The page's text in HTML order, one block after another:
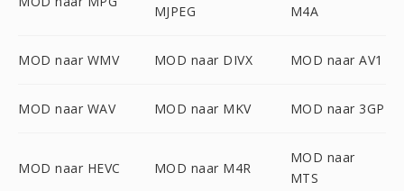
MJPEG M4A
MOD naar WMV MOD naar DIVX MOD naar AV1
MOD naar WAV MOD naar MKV MOD naar 3GP
MOD naar HEVC MOD naar M4R
MOD naar
MTS